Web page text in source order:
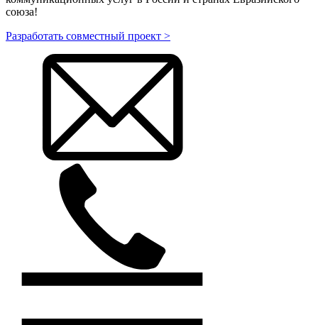
союза!
Разработать совместный проект >